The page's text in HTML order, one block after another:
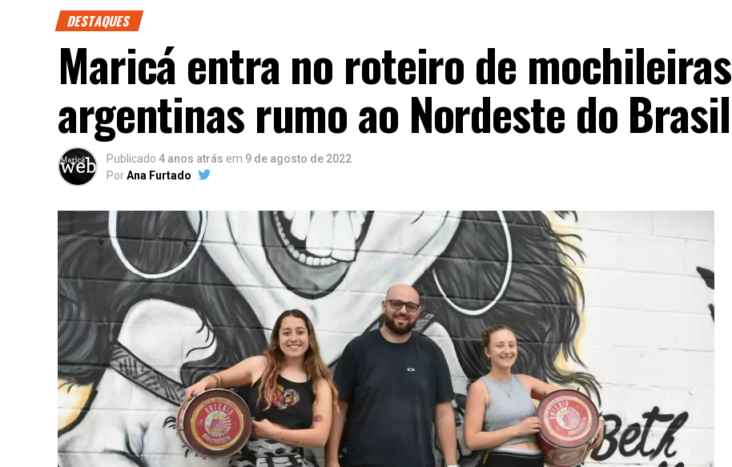
DESTAQUES
Maricá entra no roteiro de mochileiras
argentinas rumo ao Nordeste do Brasil
Publicado 4 anos atrás em 9 de agosto de 2022
PorAna Furtado